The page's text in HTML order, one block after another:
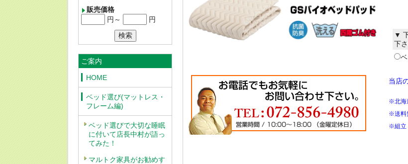
販売価格
円～
円
ご案内
HOME
ベッド選び(マットレス・
フレーム編)
ベッド選びで大切な睡眠
に付いて店長中村が語っ
てみた！
マルトク家具がお勧めす
▼
下さ
当店
※北海
※送料
※組立